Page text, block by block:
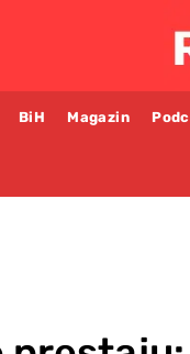
BiH Magazin